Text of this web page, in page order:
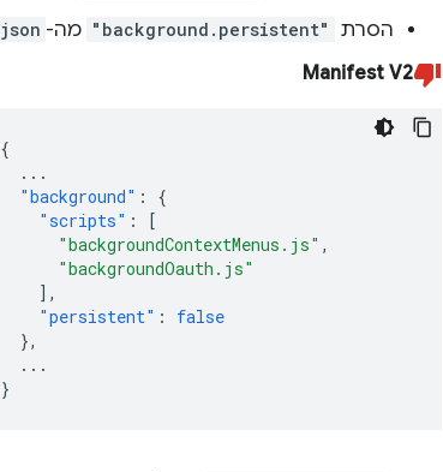
הסרת
"background.persistent" מה-
Manifest V2
{
...
"background" :
{
"scripts" :
[
"backgroundContextMenus.js" ,
"backgroundOauth.js"
],
"persistent" :
false
},
...
}